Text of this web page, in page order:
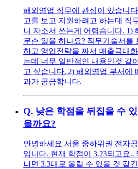
해외영업 직무에 관심이 있습니
고를 보고 지원하려고 하는데 직
니 자소서 쓰는게 어렵습니다. 1)
무슨 일을 하나요? 직무기술서를
하고 영업전략을 짜서 매출극대
는데 너무 일반적인 내용인것 같
고 싶습니다. 2) 해외영업 부서에
과가 궁금합니다.
Q. 낮은 학점을 뒤집을 수
을까요?
안녕하세요 서울 중하위권 전자
입니다. 현재 학점이 3.23되고요..
나면 3.3대로 올릴 수 있을 것 같